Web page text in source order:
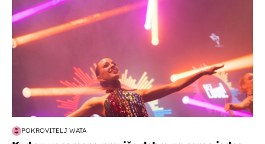
POKROVITELJ WATA